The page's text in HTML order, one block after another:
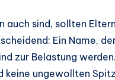
auch sind, sollten
Ein Name,
zur Belastung
keine ungewollten